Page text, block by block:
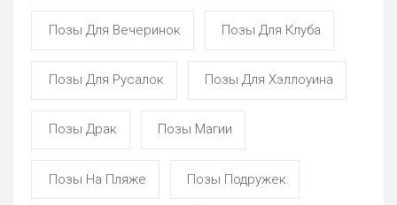
Позы Для Вечеринок Позы Для Клуба
Позы Для Русалок Позы Для Хэллоуина
Позы Драк Позы Магии
Позы На Пляже Позы Подружек